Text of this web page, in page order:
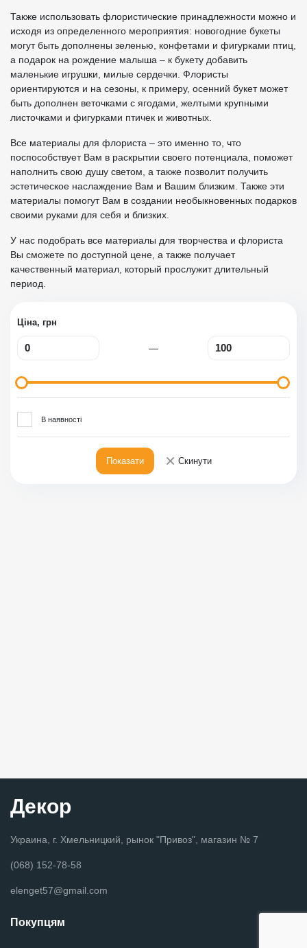
Ціна, грн
—
В наявності
Показати × Скинути
Также использовать флористические принадлежности можно и
исходя из определенного мероприятия: новогодние букеты
могут быть дополнены зеленью, конфетами и фигурками птиц,
а подарок на рождение малыша – к букету добавить
маленькие игрушки, милые сердечки. Флористы
ориентируются и на сезоны, к примеру, осенний букет может
быть дополнен веточками с ягодами, желтыми крупными
листочками и фигурками птичек и животных.
Все материалы для флориста – это именно то, что
поспособствует Вам в раскрытии своего потенциала, поможет
наполнить свою душу светом, а также позволит получить
эстетическое наслаждение Вам и Вашим близким. Также эти
материалы помогут Вам в создании необыкновенных подарков
своими руками для себя и близких.
У нас подобрать все материалы для творчества и флориста
Вы сможете по доступной цене, а также получает
качественный материал, который прослужит длительный
период.
Декор
Украина, г. Хмельницкий, рынок "Привоз", магазин № 7
(068) 152-78-58
elenget57@gmail.com
Покупцям